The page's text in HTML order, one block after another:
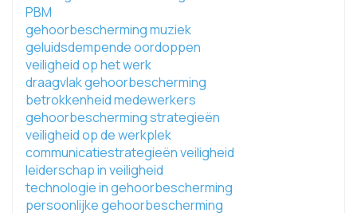
PBM
gehoorbescherming muziek
geluidsdempende oordoppen
veiligheid op het werk
draagvlak gehoorbescherming
betrokkenheid medewerkers
gehoorbescherming strategieën
veiligheid op de werkplek
communicatiestrategieën veiligheid
leiderschap in veiligheid
technologie in gehoorbescherming
persoonlijke gehoorbescherming